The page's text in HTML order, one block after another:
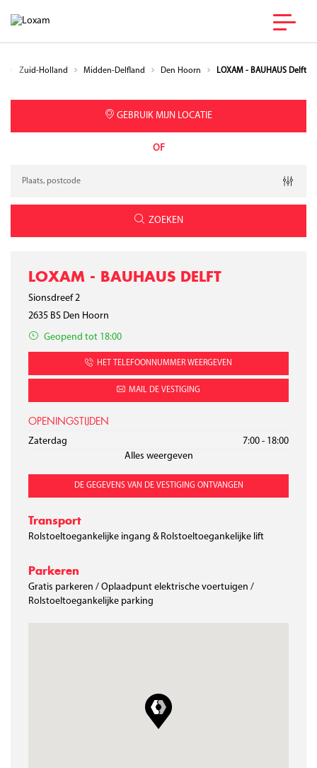
Zuid-Holland Midden-Delfland Den Hoorn LOXAM - BAUHAUS Delft
GEBRUIK MIJN LOCATIE
OF
Breedtegraad
Lengtegraad
Geolocation
ZOEKEN
LOXAM - BAUHAUS DELFT
Sionsdreef 2
2635 BS Den Hoorn
Geopend tot 18:00
HET TELEFOONNUMMER WEERGEVEN
MAIL DE VESTIGING
OPENINGSTIJDEN
Maandag 7:00 - 21:00
Dinsdag 7:00 - 21:00
Woensdag 7:00 - 21:00
Donderdag 7:00 - 21:00
Vrĳdag 7:00 - 21:00
Zaterdag
7:00 - 18:00
Alles weergeven
DE GEGEVENS VAN DE VESTIGING ONTVANGEN
Transport
Rolstoeltoegankelijke ingang & Rolstoeltoegankelijke lift
Parkeren
Gratis parkeren / Oplaadpunt elektrische voertuigen /
Rolstoeltoegankelijke parking